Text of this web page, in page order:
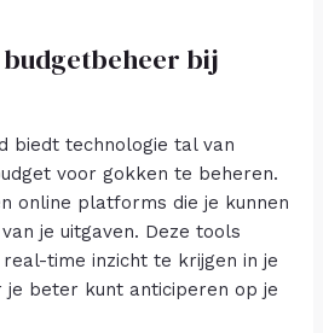
bij
biedt technologie tal van
voor gokken te beheren.
online platforms die je kunnen
je uitgaven. Deze tools
time inzicht te krijgen in je
je beter kunt anticiperen op je